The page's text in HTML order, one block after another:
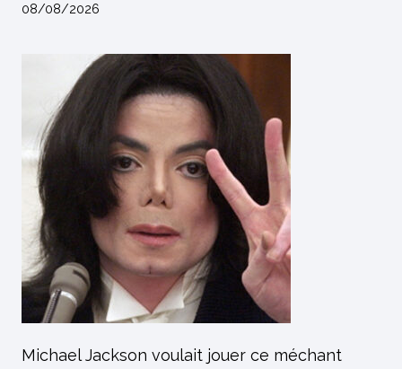
08/08/2026
Michael Jackson voulait jouer ce méchant